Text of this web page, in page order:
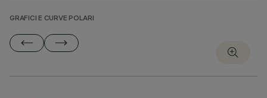
GRAFICI E CURVE POLARI